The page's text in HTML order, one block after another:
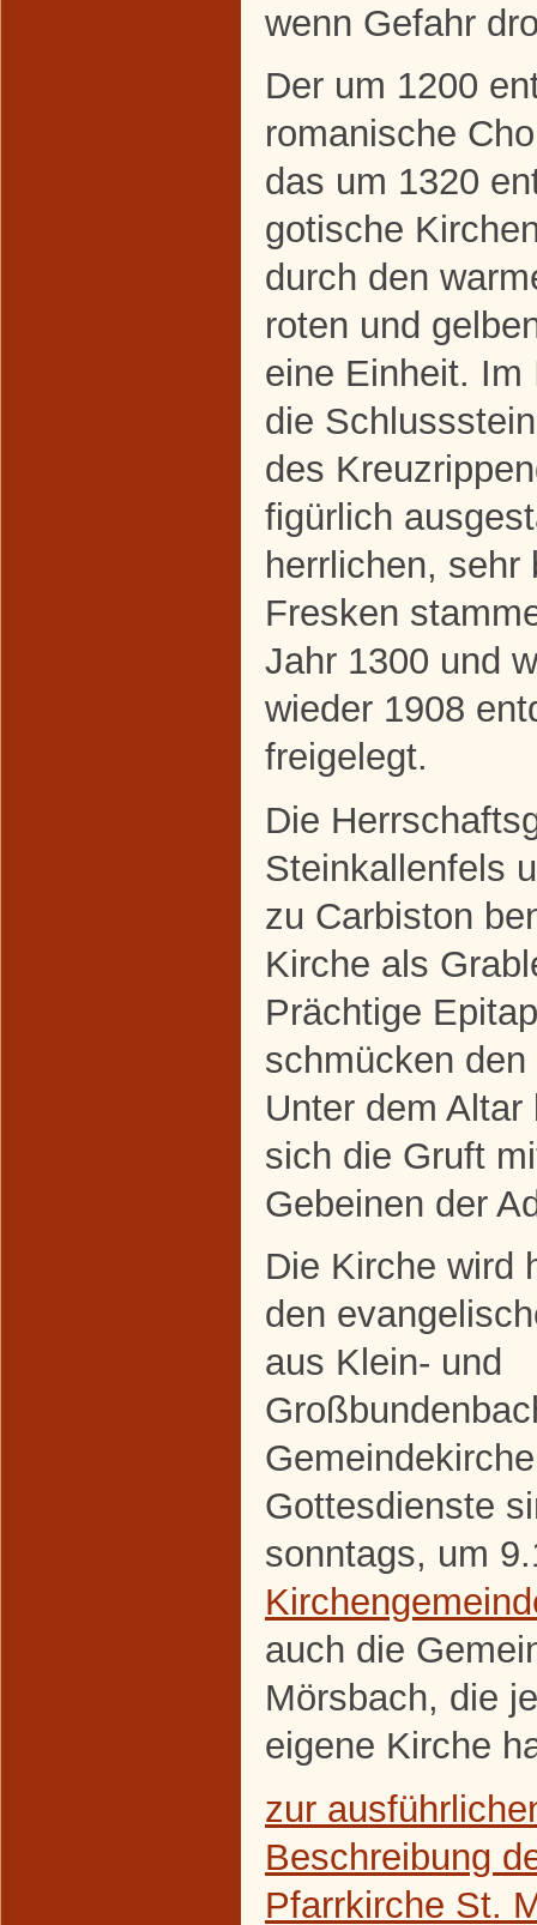
wenn Gefahr
Der um 1200
romanische
das um 1320
gotische
durch den
roten und
eine Einheit. Im
die
des
figürlich
herrlichen, sehr
Fresken
Jahr 1300 und
wieder 1908
freigelegt.
Die
Steinkallenfels
zu Carbiston
Kirche als
Prächtige
schmücken
Unter dem Altar
sich die Gruft
Gebeinen der
Die Kirche wird
den
aus Klein- und
Gottesdienste
sonntags, um
auch die
Mörsbach, die
eigene Kirche
zur
Beschreibung
Pfarrkirche St.